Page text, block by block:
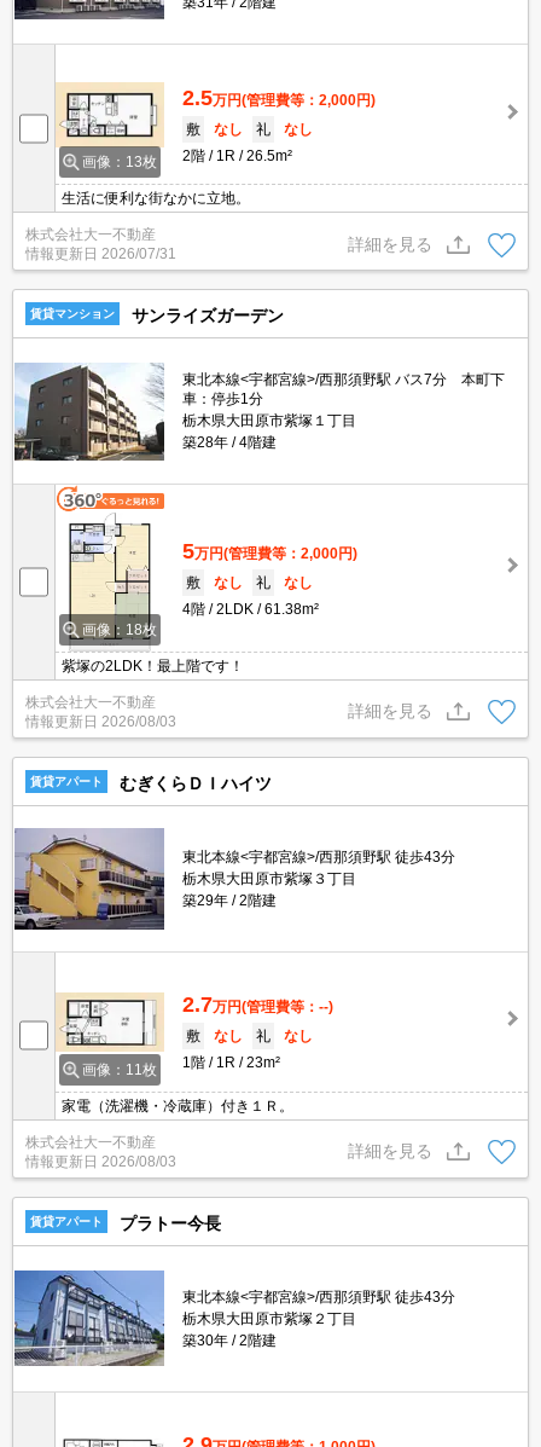
画像：13枚
2.5万円(管理費等：2,000円)
敷
なし 礼
なし
2階
1R 26.5m²
生活に便利な街なかに立地。
株式会社大一不動産
情報更新日 2026/07/31
詳細を見る
賃貸マンション サンライズガーデン
東北本線<宇都宮線>/西那須野駅 バス7分 本町下
車：停歩1分
栃木県大田原市紫塚１丁目
築28年
4階建
画像：18枚
5万円(管理費等：2,000円)
敷
なし 礼
なし
4階
2LDK 61.38m²
紫塚の2LDK！最上階です！
株式会社大一不動産
情報更新日 2026/08/03
詳細を見る
賃貸アパート むぎくらＤＩハイツ
東北本線<宇都宮線>/西那須野駅 徒歩43分
栃木県大田原市紫塚３丁目
築29年
2階建
画像：11枚
2.7万円(管理費等：--)
敷
なし 礼
なし
1階
1R 23m²
家電（洗濯機・冷蔵庫）付き１Ｒ。
株式会社大一不動産
情報更新日 2026/08/03
詳細を見る
賃貸アパート プラトー今長
東北本線<宇都宮線>/西那須野駅 徒歩43分
栃木県大田原市紫塚２丁目
築30年
2階建